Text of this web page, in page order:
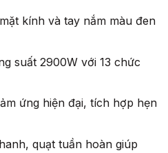
hiện
tại
16.828.700 ₫.
kính và tay nắm màu đen
suất 2900W với 13 chức
ứng hiện đại, tích hợp hẹn
quạt tuần hoàn giúp